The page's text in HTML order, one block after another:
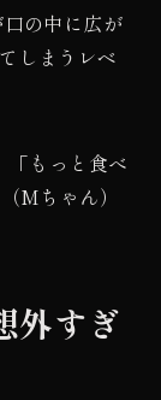
の中に広が
しまうレベ
「もっと食べ
Mちゃん）
外すぎ